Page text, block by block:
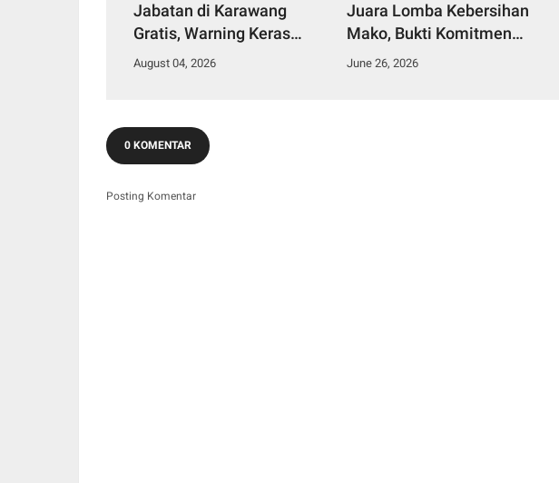
Jabatan di Karawang
Gratis, Warning Keras
Oknum Pungli dan Jual
August 04, 2026
Juara Lomba Kebersihan
Mako, Bukti Komitmen
Polres Karawang Bangun
June 26, 2026
0 KOMENTAR
Posting Komentar